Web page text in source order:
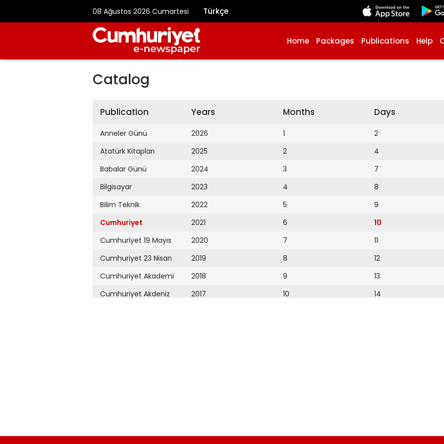
08 Ağustos 2026 Cumartesi Türkçe
Home Packages Publications Help
Catalog
Publication
Anneler Günü
Atatürk Kitapları
Babalar Günü
Bilgisayar
Bilim Teknik
Cumhuriyet
Cumhuriyet 19 Mayıs
Cumhuriyet 23 Nisan
Cumhuriyet Akademi
Cumhuriyet Akdeniz
Cumhuriyet Çevre
Years
2026
2025
2024
2023
2022
2021
2020
2019
2018
2017
2009
Months
1
2
3
4
5
6
7
8
9
10
Days
2
4
7
8
9
10
11
12
13
14
22